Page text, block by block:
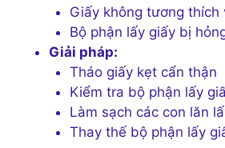
Giấy không tương thích
Bộ phận lấy giấy bị
Giải pháp:
Tháo giấy kẹt cẩn thận
Kiểm tra bộ phận lấy
Làm sạch các con lăn
Thay thế bộ phận lấy